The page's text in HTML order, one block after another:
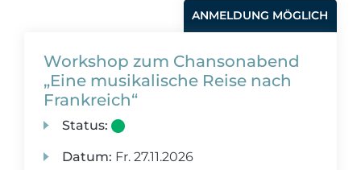
ANMELDUNG MÖGLICH
Workshop zum Chansonabend
„Eine musikalische Reise nach
Frankreich“
Status:
Datum: Fr. 27.11.2026